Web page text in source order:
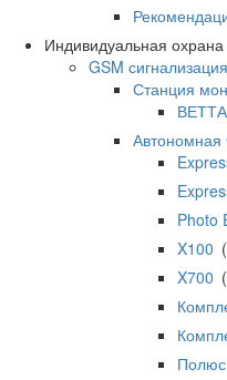
Индивидуальная охрана
GSM сигнализация
Станция
Автономная
Photo
X100
X700